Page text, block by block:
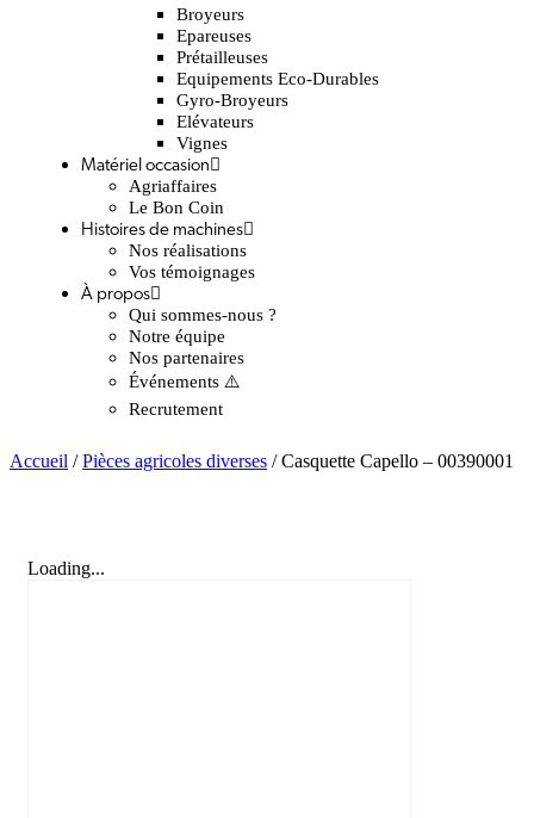
Broyeurs
Epareuses
Prétailleuses
Equipements Eco-Durables
Gyro-Broyeurs
Elévateurs
Vignes
Matériel occasion
Agriaffaires
Le Bon Coin
Histoires de machines
Nos réalisations
Vos témoignages
À propos
Qui sommes-nous ?
Notre équipe
Nos partenaires
Événements ⚠️
Recrutement
Accueil /Pièces agricoles diverses / Casquette Capello – 00390001
Loading...